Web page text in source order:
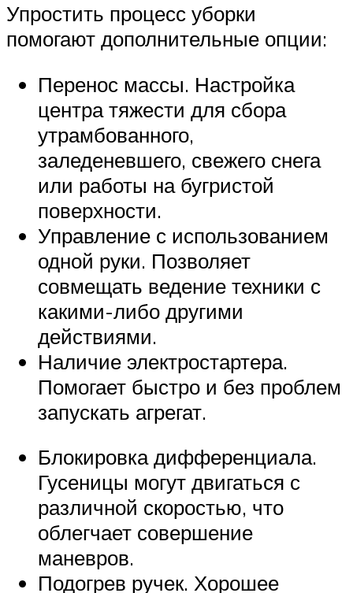
Упростить процесс уборки
помогают дополнительные опции:
Перенос массы. Настройка
центра тяжести для сбора
утрамбованного,
заледеневшего, свежего снега
или работы на бугристой
поверхности.
Управление с использованием
одной руки. Позволяет
совмещать ведение техники с
какими-либо другими
действиями.
Наличие электростартера.
Помогает быстро и без проблем
запускать агрегат.
Блокировка дифференциала.
Гусеницы могут двигаться с
различной скоростью, что
облегчает совершение
маневров.
Подогрев ручек. Хорошее